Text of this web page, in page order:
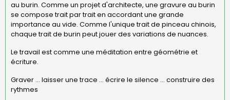
au burin. Comme un projet d'architecte, une gravure au burin
se compose trait par trait en accordant une grande
importance au vide. Comme l'unique trait de pinceau chinois,
chaque trait de burin peut jouer des variations de nuances.
Le travail est comme une méditation entre géométrie et
écriture.
Graver ... laisser une trace ... écrire le silence ... construire des
rythmes